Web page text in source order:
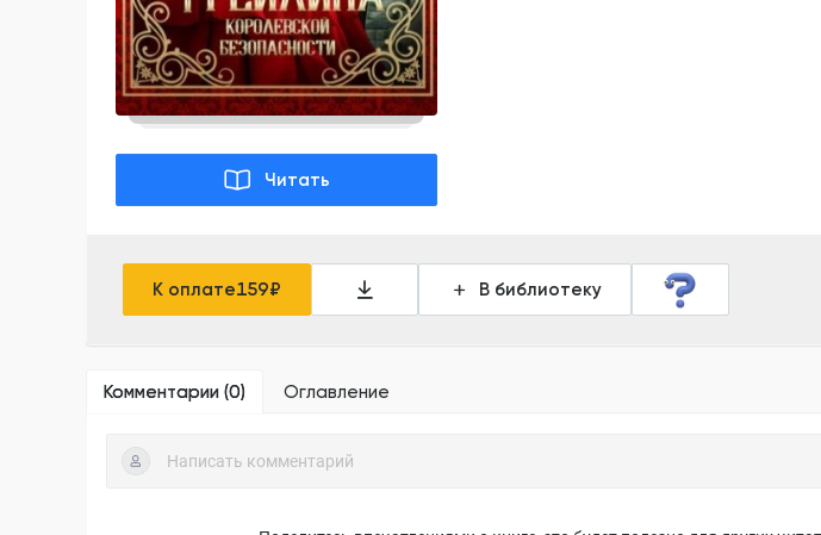
Читать
К оплате159₽ В библиотеку
Комментарии (0) Оглавление